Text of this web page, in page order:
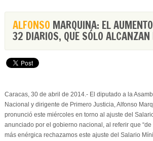
ALFONSO MARQUINA: EL
32 DIARIOS, QUE SÓLO
Caracas, 30 de abril de 2014.- El diputado a la
Nacional y dirigente de Primero Justicia, Alfonso
pronunció este miércoles en torno al ajuste del
anunciado por el gobierno nacional, al referir que
más enérgica rechazamos este ajuste del Salario